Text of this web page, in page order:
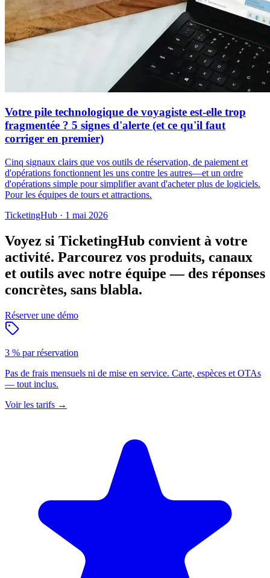
Votre pile technologique de voyagiste est-elle trop
fragmentée ? 5 signes d'alerte (et ce qu'il faut
corriger en premier)
Cinq signaux clairs que vos outils de réservation, de paiement et
d'opérations fonctionnent les uns contre les autres—et un ordre
d'opérations simple pour simplifier avant d'acheter plus de logiciels.
Pour les équipes de tours et attractions.
TicketingHub · 1 mai 2026
Voyez si TicketingHub convient à votre
activité. Parcourez vos produits, canaux
et outils avec notre équipe — des réponses
concrètes, sans blabla.
Réserver une démo
3 % par réservation
Pas de frais mensuels ni de mise en service. Carte, espèces et OTAs
— tout inclus.
Voir les tarifs →